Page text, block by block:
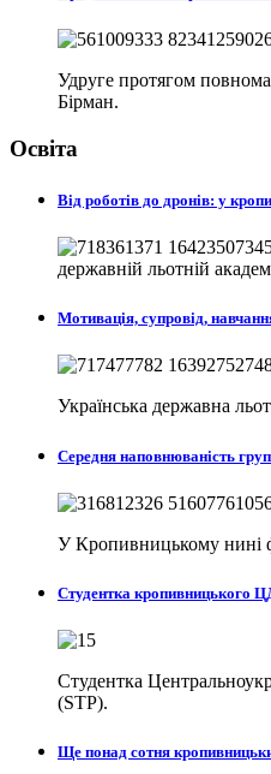
Удруге протягом
Бірман.
Освіта
Від роботів до дронів: у
державній льотній
Мотивація, супровід,
Українська державна
Середня наповнюваність
У Кропивницькому нині
Студентка кропивницького
Студентка
(STP).
Ще понад сотня